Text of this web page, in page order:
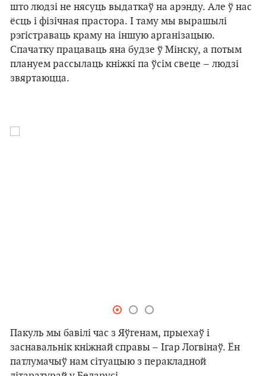
што людзі не нясуць выдаткаў на арэнду. Але ў нас
ёсць і фізічная прастора. І таму мы вырашылі
рэгістраваць краму на іншую арганізацыю.
Спачатку працаваць яна будзе ў Мінску, а потым
плануем рассылаць кніжкі па ўсім свеце – людзі
звяртаюцца.
Пакуль мы бавілі час з Яўгенам, прыехаў і
заснавальнік кніжнай справы – Ігар Логвінаў. Ён
патлумачыў нам сітуацыю з перакладной